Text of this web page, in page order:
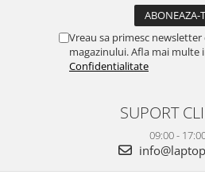
Vreau sa primesc
magazinului. Afla mai multe
Confidentialitate
SUPORT
09:00 -